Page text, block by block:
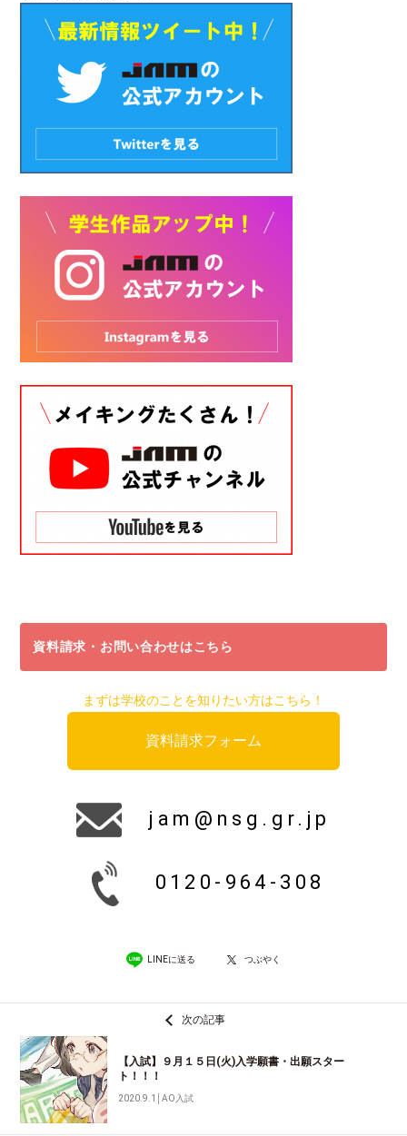
資料請求・お問い合わせはこちら
まずは学校のことを知りたい方はこちら！
資料請求フォーム
jam@nsg.gr.jp
0120-964-308
LINEに送る つぶやく
次の記事
【入試】９月１５日(火)入学願書・出願スター
ト！！！
2020.9.1 │AO入試